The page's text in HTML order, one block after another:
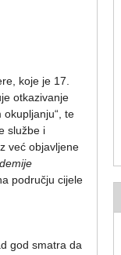
koje je 17.
otkazivanje
te
službe i
već objavljene
području cijele
god smatra da